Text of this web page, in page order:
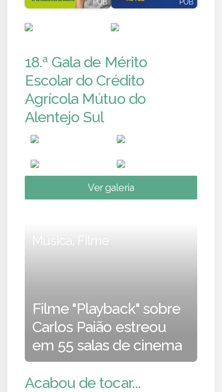
18.ª Gala de Mérito
Escolar do Crédito
Agrícola Mútuo do
Alentejo Sul
Ver galeria
Música, Filme
Filme "Playback" sobre
Carlos Paião estreou
em 55 salas de cinema
Acabou de tocar...